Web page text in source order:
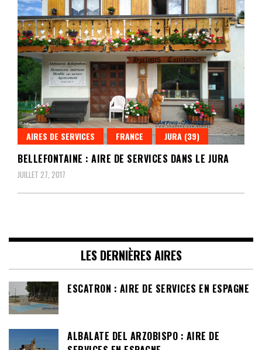
AIRES DE SERVICES FRANCE JURA (39)
BELLEFONTAINE : AIRE DE SERVICES DANS LE JURA
JUILLET 27, 2017
LES DERNIÈRES AIRES
ESCATRON : AIRE DE SERVICES EN ESPAGNE
ALBALATE DEL ARZOBISPO : AIRE DE